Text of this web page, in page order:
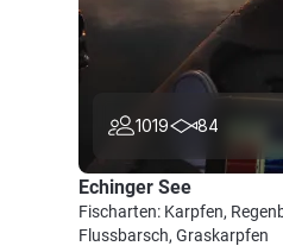
1019 84
Echinger See
Fischarten: Karpfen,
Flussbarsch, Graskarpfen